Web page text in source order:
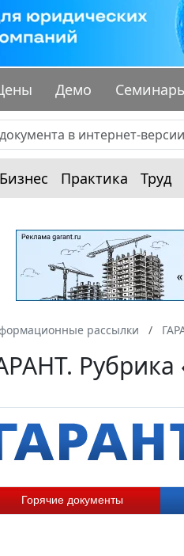
Демо
Бизнес Практика Труд
рассылки
Рубрика
Горячие документы